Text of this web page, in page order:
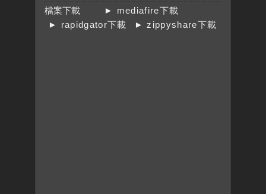
檔案下載